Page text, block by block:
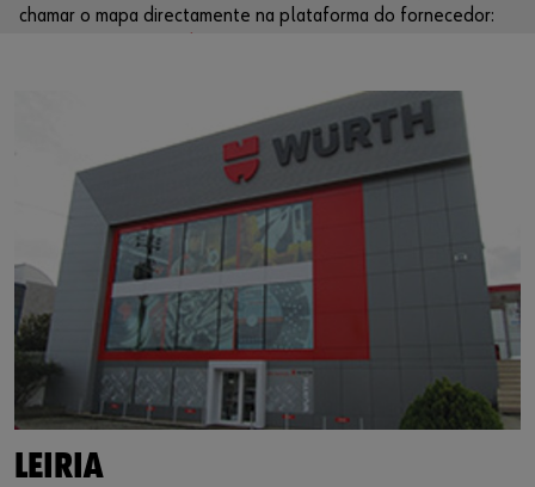
chamar o mapa directamente na plataforma do fornecedor:
LEIRIA